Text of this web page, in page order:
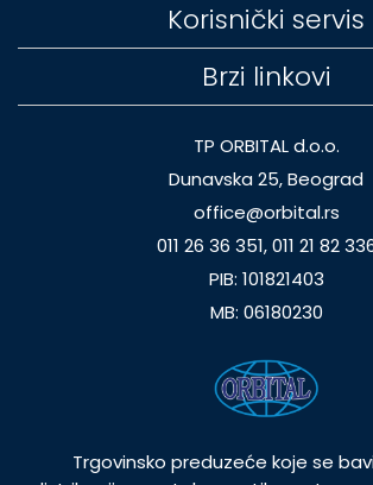
Korisnički servis
Brzi linkovi
TP ORBITAL d.o.o.
Dunavska 25, Beograd
office@orbital.rs
011 26 36 351, 011 21 82
PIB: 101821403
MB: 06180230
Trgovinsko preduzeće koje se